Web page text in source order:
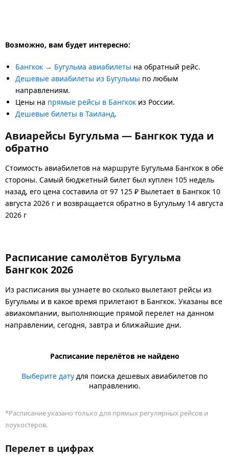
Возможно, вам будет интересно:
Бангкок → Бугульма авиабилеты на обратный рейс.
Дешевые авиабилеты из Бугульмы по любым
направлениям.
Цены на прямые рейсы в Бангкок из России.
Дешевые билеты в Таиланд.
Авиарейсы Бугульма — Бангкок туда и
обратно
Стоимость авиабилетов на маршруте Бугульма Бангкок в обе
стороны. Самый бюджетный билет был куплен 105 недель
назад, его цена составила от 97 125 ₽ Вылетает в Бангкок 10
августа 2026 г и возвращается обратно в Бугульму 14 августа
2026 г
Расписание самолётов Бугульма
Бангкок 2026
Из расписания вы узнаете во сколько вылетают рейсы из
Бугульмы и в какое время прилетают в Бангкок. Указаны все
авиакомпании, выполняющие прямой перелет на данном
направлении, сегодня, завтра и ближайшие дни.
Расписание перелётов не найдено
Выберите дату для поиска дешевых авиабилетов по
направлению.
*Расписание указано только для прямых регулярных рейсов и
лоукостеров.
Перелет в цифрах